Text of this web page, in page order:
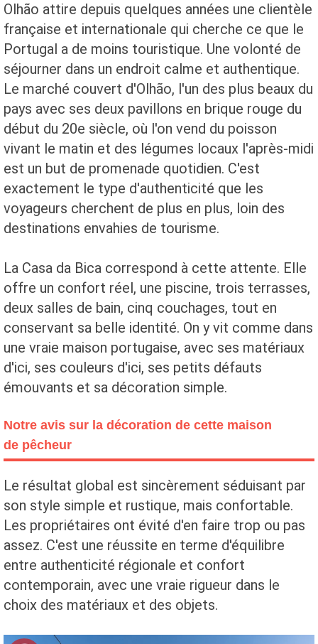
Olhão attire depuis quelques années une clientèle
française et internationale qui cherche ce que le
Portugal a de moins touristique. Une volonté de
séjourner dans un endroit calme et authentique.
Le marché couvert d'Olhão, l'un des plus beaux du
pays avec ses deux pavillons en brique rouge du
début du 20e siècle, où l'on vend du poisson
vivant le matin et des légumes locaux l'après-midi
est un but de promenade quotidien. C'est
exactement le type d'authenticité que les
voyageurs cherchent de plus en plus, loin des
destinations envahies de tourisme.
La Casa da Bica correspond à cette attente. Elle
offre un confort réel, une piscine, trois terrasses,
deux salles de bain, cinq couchages, tout en
conservant sa belle identité. On y vit comme dans
une vraie maison portugaise, avec ses matériaux
d'ici, ses couleurs d'ici, ses petits défauts
émouvants et sa décoration simple.
Notre avis sur la décoration de cette maison
de pêcheur
Le résultat global est sincèrement séduisant par
son style simple et rustique, mais confortable.
Les propriétaires ont évité d'en faire trop ou pas
assez. C'est une réussite en terme d'équilibre
entre authenticité régionale et confort
contemporain, avec une vraie rigueur dans le
choix des matériaux et des objets.